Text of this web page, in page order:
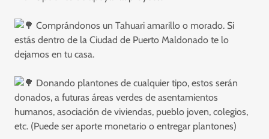
Comprándonos un Tahuari amarillo o morado. Si
estás dentro de la Ciudad de Puerto Maldonado te lo
dejamos en tu casa.
Donando plantones de cualquier tipo, estos serán
donados, a futuras áreas verdes de asentamientos
humanos, asociación de viviendas, pueblo joven, colegios,
etc. (Puede ser aporte monetario o entregar plantones)